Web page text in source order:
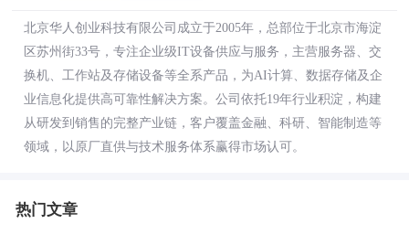
北京华人创业科技有限公司成立于2005年，总部位于北京市海淀
区苏州街33号，专注企业级IT设备供应与服务，主营服务器、交
换机、工作站及存储设备等全系产品，为AI计算、数据存储及企
业信息化提供高可靠性解决方案。公司依托19年行业积淀，构建
从研发到销售的完整产业链，客户覆盖金融、科研、智能制造等
领域，以原厂直供与技术服务体系赢得市场认可。
热门文章